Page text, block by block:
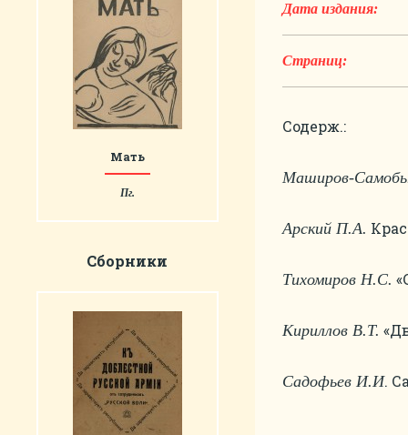
Мать
Пг.
Сборники
Дата издания:
Страниц:
Содерж.:
Маширов-
Арский П.А.
Тихомиров Н.С.
Кириллов В.Т.
Садофьев И.И.